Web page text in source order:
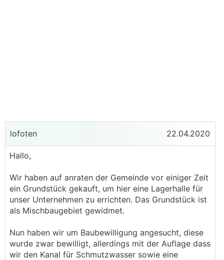
lofoten 22.04.2020
Hallo,
Wir haben auf anraten der Gemeinde vor einiger Zeit
ein Grundstück gekauft, um hier eine Lagerhalle für
unser Unternehmen zu errichten. Das Grundstück ist
als Mischbaugebiet gewidmet.
Nun haben wir um Baubewilligung angesucht, diese
wurde zwar bewilligt, allerdings mit der Auflage dass
wir den Kanal für Schmutzwasser sowie eine